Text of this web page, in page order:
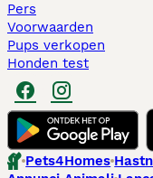
Pers
Voorwaarden
Pups verkopen
Honden test
Pets4Homes